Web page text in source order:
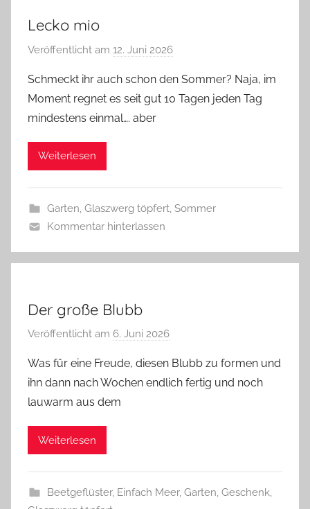
Lecko mio
Veröffentlicht am 12. Juni 2026
n
G
e
Schmeckt ihr auch schon den Sommer? Naja, im
Moment regnet es seit gut 10 Tagen jeden Tag
mindestens einmal…. aber
Weiterlesen
Garten, Glaszwerg töpfert, Sommer
Kommentar hinterlassen
Der große Blubb
Veröffentlicht am 6. Juni 2026
n
G
e
Was für eine Freude, diesen Blubb zu formen und
ihn dann nach Wochen endlich fertig und noch
lauwarm aus dem
Weiterlesen
Beetgeflüster, Einfach Meer, Garten, Geschenk,